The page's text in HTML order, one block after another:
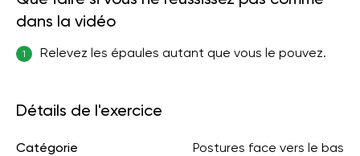
dans la vidéo
1 Relevez les épaules autant que vous le pouvez.
Détails de l'exercice
Catégorie Postures face vers le bas